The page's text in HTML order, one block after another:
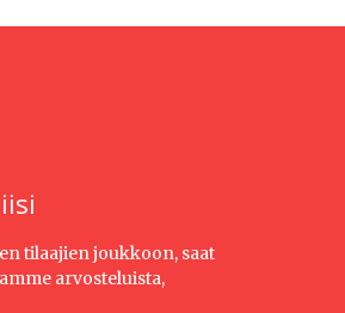
tilaajien joukkoon, saat
arvosteluista,